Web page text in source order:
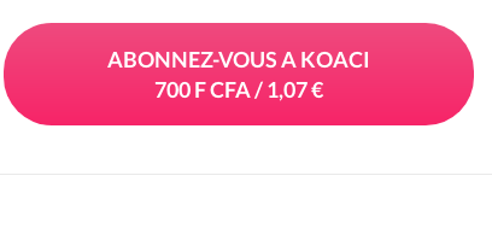
ABONNEZ-VOUS A KOACI
700 F CFA / 1,07 €